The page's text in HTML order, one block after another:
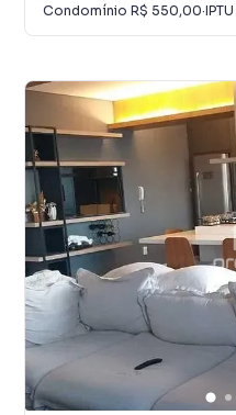
Condomínio R$ 550,00·IPTU